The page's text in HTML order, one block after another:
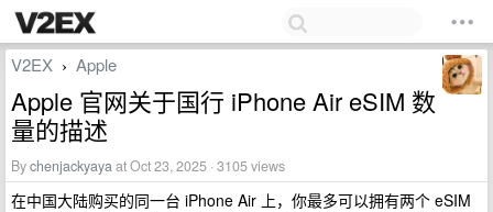
V2EX › Apple
Apple 官网关于国行 iPhone Air eSIM 数
量的描述
Bychenjackyayaat Oct 23, 2025 · 3105 views
在中国大陆购买的同一台 iPhone Air 上，你最多可以拥有两个 eSIM